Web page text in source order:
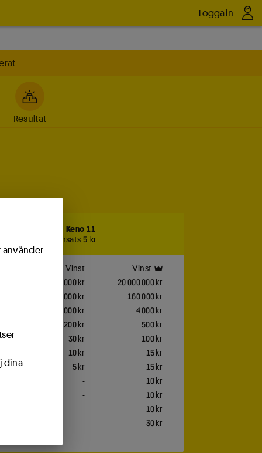
Logga in
Resultat
Vinstplan Keno 11
med radinsats 5 kr
Vinst
Vinst
5 000 000 kr
20 000 000 kr
80 000 kr
160 000 kr
2 000 kr
4 000 kr
200 kr
500 kr
30 kr
100 kr
10 kr
15 kr
5 kr
15 kr
-
10 kr
-
10 kr
-
10 kr
-
30 kr
- -
använder
dina